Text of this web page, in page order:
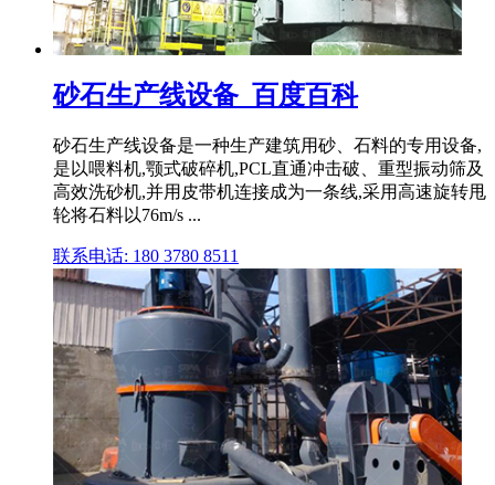
砂石生产线设备_百度百科
砂石生产线设备是一种生产建筑用砂、石料的专用设备,
是以喂料机,颚式破碎机,PCL直通冲击破、重型振动筛及
高效洗砂机,并用皮带机连接成为一条线,采用高速旋转甩
轮将石料以76m/s ...
联系电话: 180 3780 8511